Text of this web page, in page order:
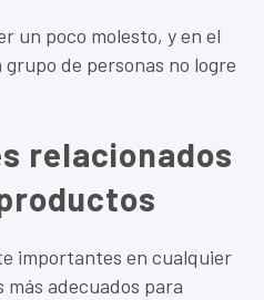
un poco molesto, y en el
de personas no logre
relacionados
importantes en cualquier
adecuados para